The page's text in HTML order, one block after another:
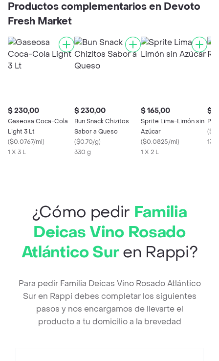
Productos complementarios en Devoto
Fresh Market
$ 230,00
Gaseosa Coca-Cola
Light 3 Lt
($0.0767/ml)
1 X 3 L
$ 230,00
Bun Snack Chizitos
Sabor a Queso
($0.70/g)
330 g
$ 165,00
Sprite Lima-Limón sin
Azúcar
($0.0825/ml)
1 X 2 L
$
(
135
¿Cómo pedir Familia
Deicas Vino Rosado
Atlántico Suren Rappi?
Para pedir Familia Deicas Vino Rosado Atlántico
Sur en Rappi debes completar los siguientes
pasos y nos encargamos de llevarte el
producto a tu domicilio a la brevedad